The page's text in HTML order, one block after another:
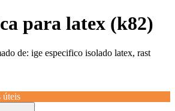
para latex (k82)
de: ige especifico isolado latex, rast
úteis